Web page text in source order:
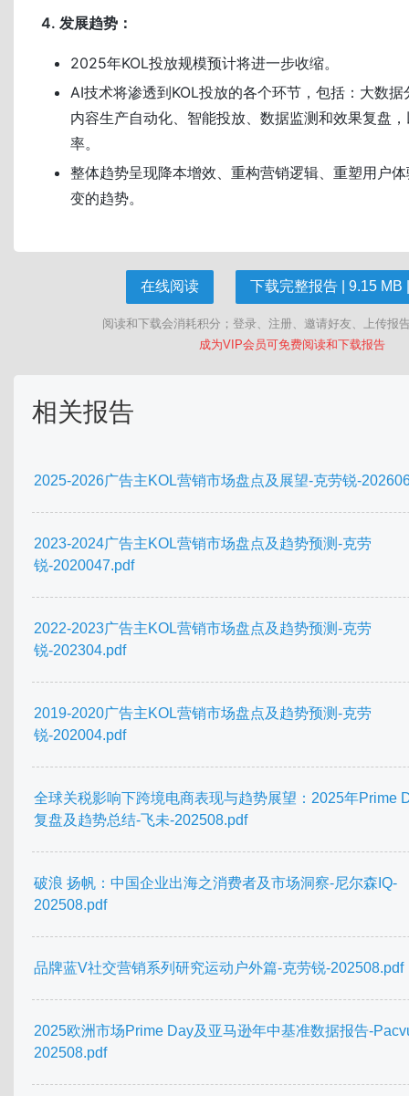
4. 发展趋势：
2025年KOL投放规模预计将进一步收缩。
AI技术将渗透到KOL投放的各个环节，包括：大数
内容生产自动化、智能投放、数据监测和效果复盘
率。
整体趋势呈现降本增效、重构营销逻辑、重塑用户
变的趋势。
在线阅读 下载完整报告 | 9.15 MB
阅读和下载会消耗积分；登录、注册、邀请好友、上传报
成为VIP会员可免费阅读和下载报告
相关报告
2025-2026广告主KOL营销市场盘点及展望-克劳锐-
2023-2024广告主KOL营销市场盘点及趋势预测-克劳
锐-2020047.pdf
2022-2023广告主KOL营销市场盘点及趋势预测-克劳
锐-202304.pdf
2019-2020广告主KOL营销市场盘点及趋势预测-克劳
锐-202004.pdf
全球关税影响下跨境电商表现与趋势展望：2025年Prime
复盘及趋势总结-飞未-202508.pdf
破浪 扬帆：中国企业出海之消费者及市场洞察-尼尔森IQ-
202508.pdf
品牌蓝V社交营销系列研究运动户外篇-克劳锐-202508.pdf
2025欧洲市场Prime Day及亚马逊年中基准数据报告-
202508.pdf